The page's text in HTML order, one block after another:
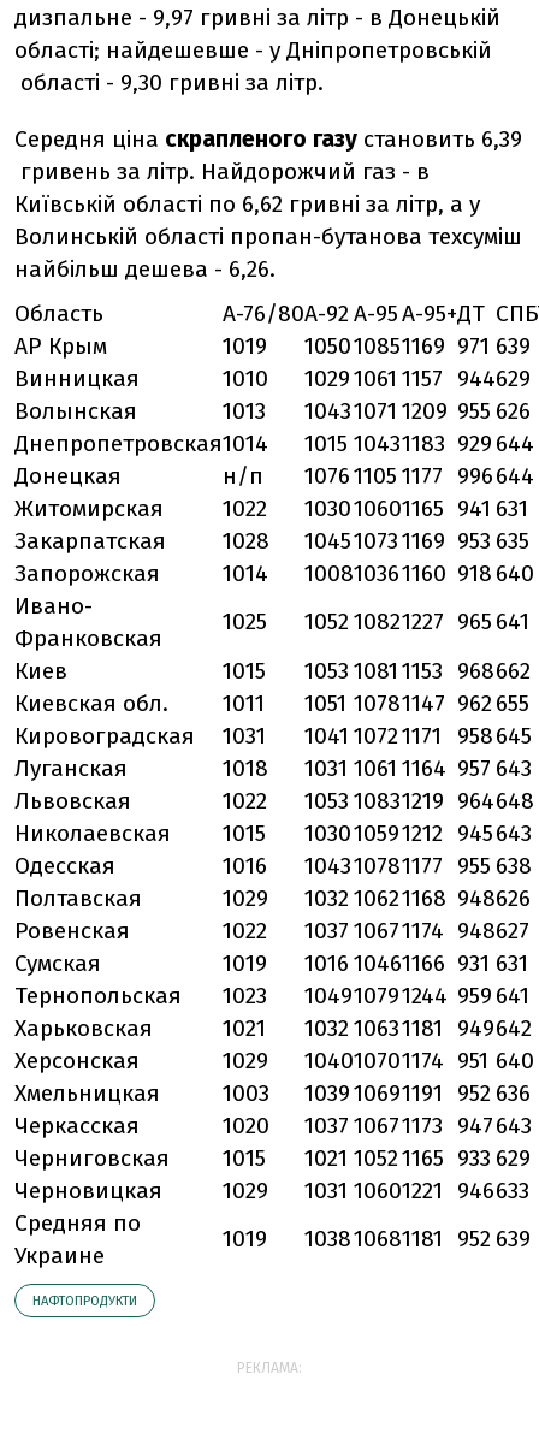
дизпальне - 9,97 гривні за літр - в Донецькій
області; найдешевше - у Дніпропетровській
області - 9,30 гривні за літр.
Середня ціна скрапленого газу становить 6,39
гривень за літр. Найдорожчий газ - в
Київській області по 6,62 гривні за літр, а у
Волинській області пропан-бутанова техсуміш
найбільш дешева - 6,26.
Область
А-76/80А-92 А-95А-95+ДТ
АР Крым
1019 105010851169 971 639
Винницкая
1010 10291061 1157 944629
Волынская
1013 10431071 1209 955 626
Днепропетровская1014 1015 10431183 929 644
Донецкая
н/п 10761105 1177 996644
Житомирская
1022 103010601165 941 631
Закарпатская
1028 104510731169 953 635
Запорожская
1014 100810361160 918 640
Ивано-
Франковская
1025 1052 10821227 965 641
Киев
1015 1053 1081 1153 968662
Киевская обл.
1011 1051 10781147 962 655
Кировоградская
1031 1041 10721171 958645
Луганская
1018 1031 1061 1164 957 643
Львовская
1022 1053 10831219 964648
Николаевская
1015 103010591212 945643
Одесская
1016 104310781177 955 638
Полтавская
1029 1032 10621168 948626
Ровенская
1022 1037 10671174 948627
Сумская
1019 1016 10461166 931 631
Тернопольская
1023 104910791244 959 641
Харьковская
1021 1032 10631181 949642
Херсонская
1029 104010701174 951 640
Хмельницкая
1003 103910691191 952 636
Черкасская
1020 1037 10671173 947643
Черниговская
1015 1021 10521165 933 629
Черновицкая
1029 1031 10601221 946633
Средняя по
Украине
1019 103810681181 952 639
НАФТОПРОДУКТИ
РЕКЛАМА: